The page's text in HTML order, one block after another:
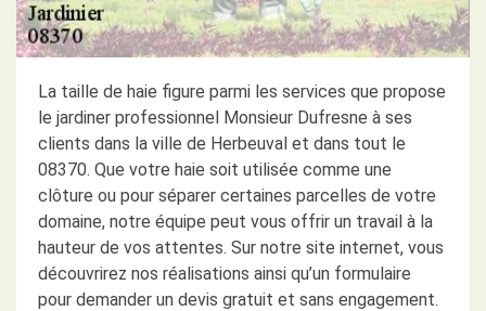
La taille de haie figure parmi les services que propose
le jardiner professionnel Monsieur Dufresne à ses
clients dans la ville de Herbeuval et dans tout le
08370. Que votre haie soit utilisée comme une
clôture ou pour séparer certaines parcelles de votre
domaine, notre équipe peut vous offrir un travail à la
hauteur de vos attentes. Sur notre site internet, vous
découvrirez nos réalisations ainsi qu’un formulaire
pour demander un devis gratuit et sans engagement.